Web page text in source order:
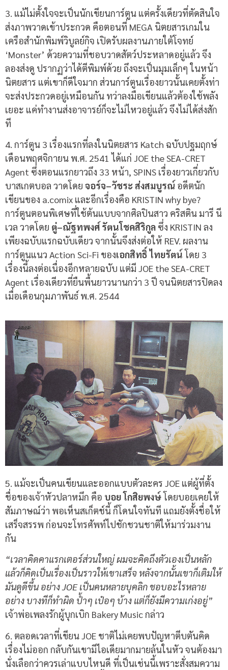
3. แม้ไม่ตั้งใจจะเป็นนักเขียนการ์ตูน แต่ครั้งเดียวที่ตัดสินใจ
ส่งภาพวาดเข้าประกวด คือตอนที่ MEGA นิตยสารเกมใน
เครือสำนักพิมพ์วิบูลย์กิจ เปิดรับผลงานภายใต้โจทย์
‘Monster’ ด้วยความที่ชอบวาดสัตว์ประหลาดอยู่แล้ว จึง
ลองส่งดู ปรากฏว่าได้ตีพิมพ์ด้วย ถึงจะเป็นมุมเล็กๆ ในหน้า
นิตยสาร แต่เขาก็ดีใจมาก ส่วนการ์ตูนเรื่องยาวนั้นเคยตั้งท่า
จะส่งประกวดอยู่เหมือนกัน ทว่าลงมือเขียนแล้วต้องใช้พลัง
เยอะ แค่ทำงานส่งอาจารย์ก็จะไม่ไหวอยู่แล้ว จึงไม่ได้ส่งสัก
ที
4. การ์ตูน 3 เรื่องแรกที่ลงในนิตยสาร Katch ฉบับปฐมฤกษ์
เดือนพฤศจิกายน พ.ศ. 2541 ได้แก่ JOE the SEA-CRET
Agent ซึ่งตอนแรกยาวถึง 33 หน้า, SPINS เรื่องยาวเกี่ยวกับ
บาสเกตบอล วาดโดย จอร์จ–วัชระส่งสมบูรณ์ อดีตนัก
เขียนของ a.comix และอีกเรื่องคือ KRISTIN why bye?
การ์ตูนตอนพิเศษที่ใช้ต้นแบบจากศิลปินสาว คริสติน มารี นี
เวล วาดโดย ตู่–ณัฐทพงศ์ รัตนโชคสิริกูล ซึ่ง KRISTIN ลง
เพียงฉบับแรกฉบับเดียว จากนั้นจึงส่งต่อให้ REV. ผลงาน
การ์ตูนแนว Action Sci-Fi ของเอกสิทธิ์ ไทยรัตน์ โดย 3
เรื่องนี้ลงต่อเนื่องอีกหลายฉบับ แต่มี JOE the SEA-CRET
Agent เรื่องเดียวที่ยืนพื้นยาวนานกว่า 3 ปี จนนิตยสารปิดลง
เมื่อเดือนกุมภาพันธ์ พ.ศ. 2544
5. แม้จะเป็นคนเขียนและออกแบบตัวละคร JOE แต่ผู้ที่ตั้ง
ชื่อของเจ้าหัวปลาหมึก คือ บอย โกสิยพงษ์โดยบอยเคยให้
สัมภาษณ์ว่า พอเห็นสเก็ตช์นี้ ก็โดนใจทันที แถมยังตั้งชื่อให้
เสร็จสรรพ ก่อนจะโทรศัพท์ไปชักชวนชาติให้มาร่วมงาน
กัน
“เวลาคิดคาแรกเตอร์ส่วนใหญ่ ผมจะคิดถึงตัวเองเป็นหลัก
แล้วก็คิดเป็นเรื่องเป็นราวให้เขาเสร็จ หลังจากนั้นเขาก็เติมให้
มันดูดีขึ้น อย่าง JOE เป็นคนหลายบุคลิก ชอบอะไรหลาย
อย่าง บางทีก็ทำผิด ป้ำๆ เป๋อๆ บ้าง แต่ก็ยังมีความเก่งอยู่”
เจ้าพ่อเพลงรักผู้บุกเบิก Bakery Music กล่าว
6. ตลอดเวลาที่เขียนJOE ชาติไม่เคยพบปัญหาตีบตันคิด
เรื่องไม่ออก กลับกันเขามีไอเดียมากมายล้นในหัว จนต้องมา
นั่งเลือกว่าควรเล่าแบบไหนดี ที่เป็นเช่นนี้เพราะสั่งสมความ